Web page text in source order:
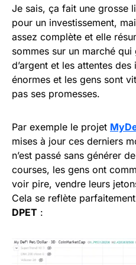
Je sais, ça fait une grosse
pour un investissement,
assez complète et elle
sommes sur un marché
d’argent et les attentes
énormes et les gens sont
pas ses promesses.
Par exemple le projet
mises à jour ces derniers
n’est passé sans générer
courses, les gens ont
voir pire, vendre leurs
Cela se reflète
DPET :